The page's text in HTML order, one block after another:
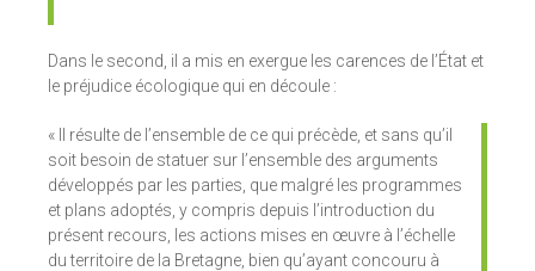
Dans le second, il a mis en exergue les carences de l’État et
le préjudice écologique qui en découle :
« Il résulte de l’ensemble de ce qui précède, et sans qu’il
soit besoin de statuer sur l’ensemble des arguments
développés par les parties, que malgré les programmes
et plans adoptés, y compris depuis l’introduction du
présent recours, les actions mises en œuvre à l’échelle
du territoire de la Bretagne, bien qu’ayant concouru à